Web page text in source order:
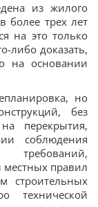
из жилого
более трех лет
на это только
либо доказать,
на основании
но
без
перекрытия,
соблюдения
требований,
местных правил
строительных
технической